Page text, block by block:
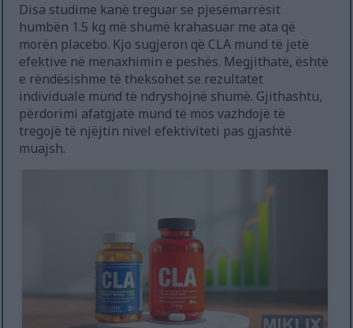
Disa studime kanë treguar se pjesëmarrësit
humbën 1.5 kg më shumë krahasuar me ata që
morën placebo. Kjo sugjeron që CLA mund të jetë
efektive në menaxhimin e peshës. Megjithatë, është
e rëndësishme të theksohet se rezultatet
individuale mund të ndryshojnë shumë. Gjithashtu,
përdorimi afatgjatë mund të mos vazhdojë të
tregojë të njëjtin nivel efektiviteti pas gjashtë
muajsh.